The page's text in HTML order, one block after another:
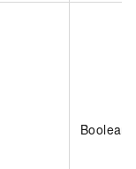
Boolean